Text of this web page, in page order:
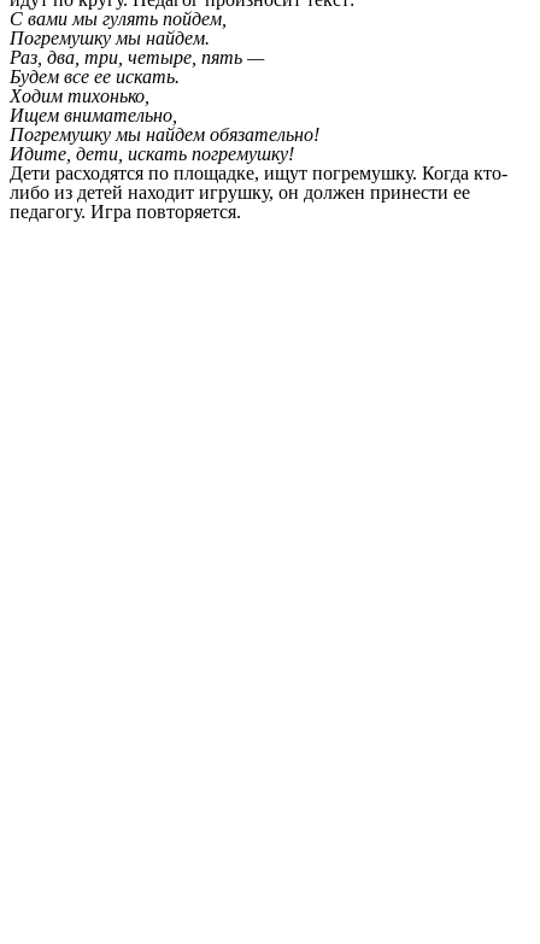
С вами мы гулять пойдем,
Погремушку мы найдем.
Раз, два, три, четыре, пять —
Будем все ее искать.
Ходим тихонько,
Ищем внимательно,
Погремушку мы найдем обязательно!
Идите, дети, искать погремушку!
Дети расходятся по площадке, ищут погремушку. Когда кто-
либо из детей находит игрушку, он должен принести ее
педагогу. Игра повторяется.